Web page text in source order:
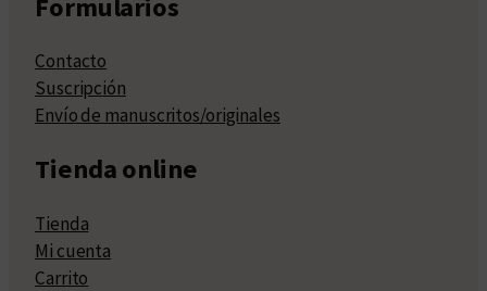
Contacto
Suscripción
Envío de manuscritos/originales
Tienda online
Tienda
Mi cuenta
Carrito